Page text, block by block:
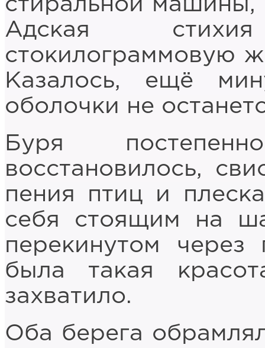
стиральной машины,
Адская
стокилограммовую
Казалось, ещё
оболочки не
Буря
восстановилось,
пения птиц и
себя стоящим на
перекинутом
была такая
захватило.
Оба берега